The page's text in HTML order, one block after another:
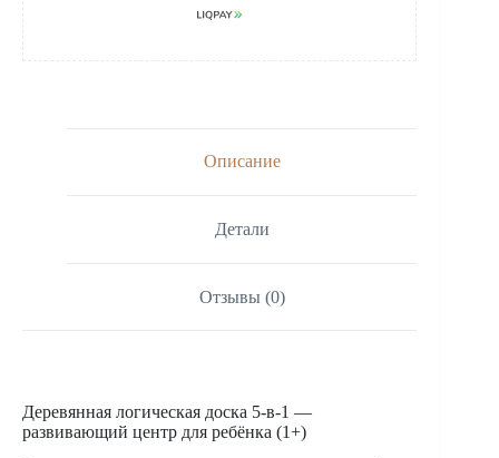
Описание
Детали
Отзывы (0)
Деревянная логическая доска 5-в-1 —
развивающий центр для ребёнка (1+)